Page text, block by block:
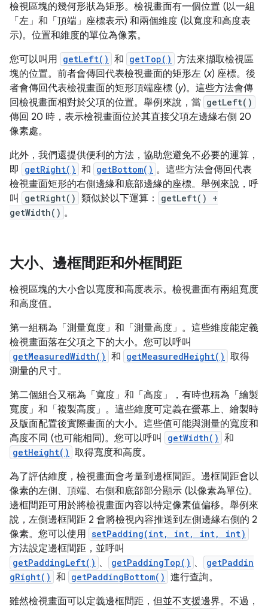
檢視區塊的幾何形狀為矩形。檢視畫面有一個位置 (以一組
「左」 和「頂端」 座標表示) 和兩個維度 (以寬度和高度表
示)。位置和維度的單位為像素。
您可以叫用 getLeft() 和 getTop() 方法來擷取檢視區
塊的位置。前者會傳回代表檢視畫面的矩形左 (x) 座標。後
者會傳回代表檢視畫面的矩形頂端座標 (y)。這些方法會傳
回檢視畫面相對於父項的位置。舉例來說，當 getLeft()
傳回 20 時，表示檢視畫面位於其直接父項左邊緣右側 20
像素處。
此外，我們還提供便利的方法，協助您避免不必要的運算，
即
getRight() 和 getBottom() 。這些方法會傳回代表
檢視畫面矩形的右側邊緣和底部邊緣的座標。舉例來說，呼
叫
getRight() 類似於以下運算：
getLeft() +
getWidth() 。
大小、邊框間距和外框間距
檢視區塊的大小會以寬度和高度表示。檢視畫面有兩組寬度
和高度值。
第一組稱為「測量寬度」和「測量高度」 。這些維度能定義
檢視畫面落在父項之下的大小。您可以呼叫
getMeasuredWidth() 和 getMeasuredHeight() 取得
測量的尺寸。
第二個組合又稱為「寬度」和「高度」，有時也稱為「繪製
寬度」和「複製高度」 。這些維度可定義在螢幕上、繪製時
及版面配置後實際畫面的大小。這些值可能與測量的寬度和
高度不同 (也可能相同)。您可以呼叫
getWidth() 和
getHeight() 取得寬度和高度。
為了評估維度，檢視畫面會考量到邊框間距。邊框間距會以
像素的左側、頂端、右側和底部部分顯示 (以像素為單位)。
邊框間距可用於將檢視畫面內容以特定像素值偏移。舉例來
說，左側邊框間距 2 會將檢視內容推送到左側邊緣右側的 2
像素。您可以使用 setPadding(int, int, int, int)
方法設定邊框間距，並呼叫
getPaddingLeft() 、 getPaddingTop() 、
getPaddin
gRight() 和 getPaddingBottom() 進行查詢。
雖然檢視畫面可以定義邊框間距，但並不支援邊界。不過，